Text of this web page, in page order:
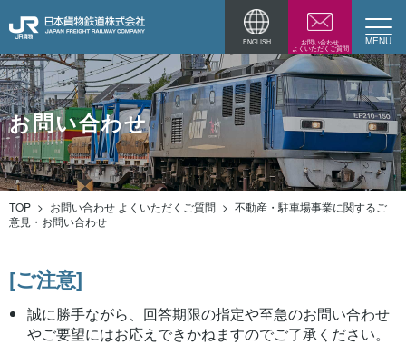
ENGLISH お問い合わせ
よくいただくご質問
お問い合わせ
TOP お問い合わせ よくいただくご質問
不動産・駐車場事業に関するご
意見・お問い合わせ
[ご注意]
誠に勝手ながら、回答期限の指定や至急のお問い合わせ
やご要望にはお応えできかねますのでご了承ください。